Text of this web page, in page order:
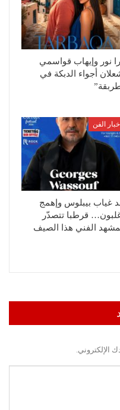
نور وإيهاب قواسمي
أجواء الدبكة في
أخبار الفن
غياب بيبلوس وإهمج
قرطبا تتصدّر
الفني هذا الصيف
الإلكتروني.